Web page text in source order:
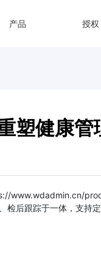
产品 授权
塑健康管
www.wdadmin.cn/
后跟踪于一体，支持